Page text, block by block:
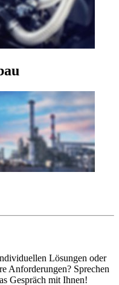
Lösungen oder
Anforderungen? Sprechen
Gespräch mit Ihnen!